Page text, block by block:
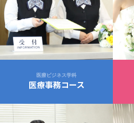
医療ビジネス学科
医療事務コース